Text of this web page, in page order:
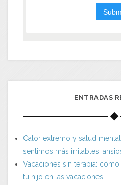
ENTRADAS
Calor extremo y salud
sentimos más irritables,
Vacaciones sin terapia:
tu hijo en las vacaciones